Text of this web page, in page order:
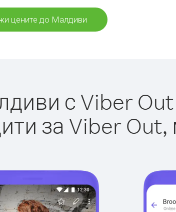
цените до Малдиви
с Viber Out
за Viber